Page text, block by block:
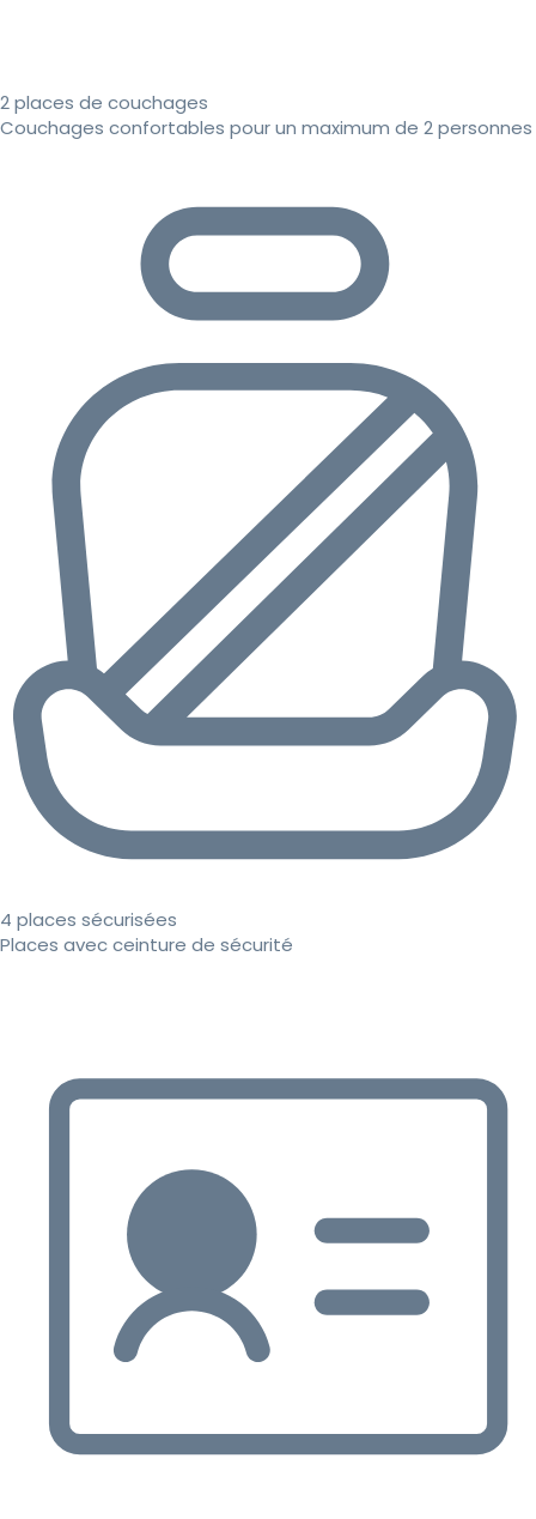
2 places de couchages
Couchages confortables pour un maximum de 2 personnes
4 places sécurisées
Places avec ceinture de sécurité